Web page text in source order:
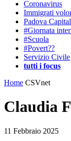
Coronavirus
Immigrati
Padova
#Giornata
#Scuola
#Povert??
Servizio Civile
tutti i focus
Home CSVnet
Claudia
11 Febbraio 2025